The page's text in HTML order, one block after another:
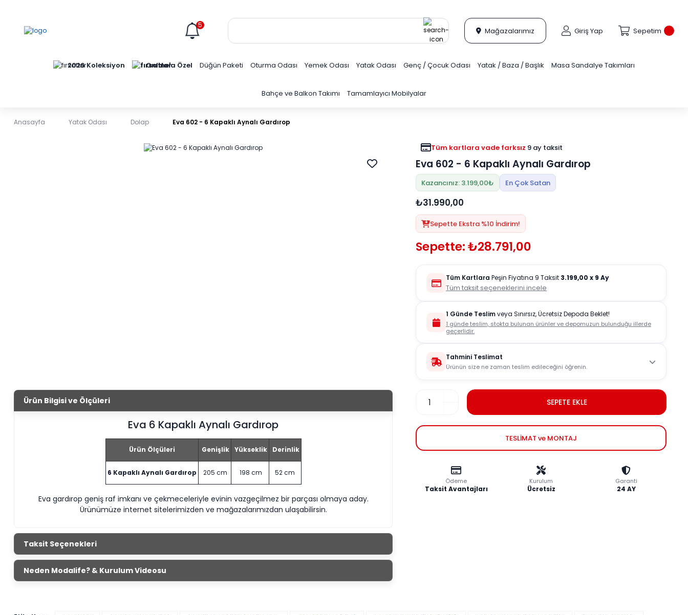
5
Mağazalarımız Giriş Yap Sepetim
2026 Koleksiyon Online'a Özel Düğün Paketi Oturma Odası Yemek Odası Yatak Odası Genç / Çocuk Odası Yatak / Baza / Başlık Masa Sandalye Takımları
Bahçe ve Balkon Takımı Tamamlayıcı Mobilyalar
Anasayfa Yatak Odası Dolap Eva 602 - 6 Kapaklı Aynalı Gardırop
Ürün Bilgisi ve Ölçüleri
Eva 6 Kapaklı Aynalı Gardırop
Ürün Ölçüleri Genişlik Yükseklik Derinlik
6 Kapaklı Aynalı Gardırop 205 cm 198 cm 52 cm
Eva gardırop geniş raf imkanı ve çekmeceleriyle evinin vazgeçilmez bir parçası olmaya aday.
Ürünümüze internet sitelerimizden ve mağazalarımızdan ulaşabilirsin.
Taksit Seçenekleri
Neden Modalife? & Kurulum Videosu
Tüm kartlara vade farksız 9 ay taksit
Eva 602 - 6 Kapaklı Aynalı Gardırop
Kazancınız: 3.199,00₺ En Çok Satan
₺31.990,00
Sepette Ekstra %10 İndirim!
Sepette: ₺28.791,00
Tüm Kartlara Peşin Fiyatına 9 Taksit 3.199,00 x 9 Ay
Tüm taksit seçeneklerini incele
1 Günde Teslimveya Sınırsız, Ücretsiz Depoda Beklet!
1 günde teslim, stokta bulunan ürünler ve depomuzun bulunduğu illerde
geçerlidir.
Tahmini Teslimat
Ürünün size ne zaman teslim edileceğini öğrenin.
SEPETE EKLE
TESLİMAT ve MONTAJ
Ödeme
Taksit Avantajları
Kurulum
Ücretsiz
Garanti
24 AY